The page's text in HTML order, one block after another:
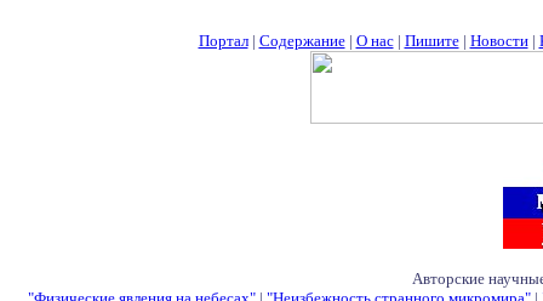
Портал| Содержание| О нас| Пишите| Новости|
Авторские